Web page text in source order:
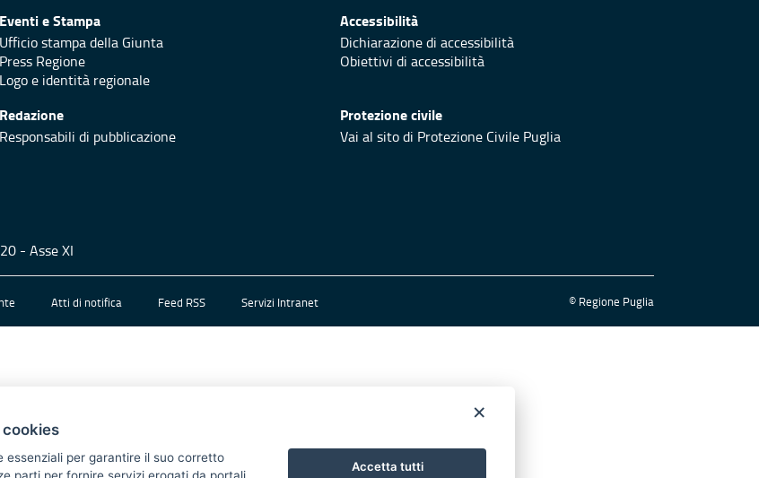
Eventi e Stampa
Ufficio stampa della Giunta
Press Regione
Logo e identità regionale
Accessibilità
Dichiarazione di accessibilità
Obiettivi di accessibilità
Redazione
Responsabili di pubblicazione
Protezione civile
Vai al sito di Protezione Civile Puglia
- Asse XI
Atti di notifica Feed RSS Servizi Intranet © Regione Puglia
×
cookies
essenziali per garantire il suo corretto
Accetta tutti